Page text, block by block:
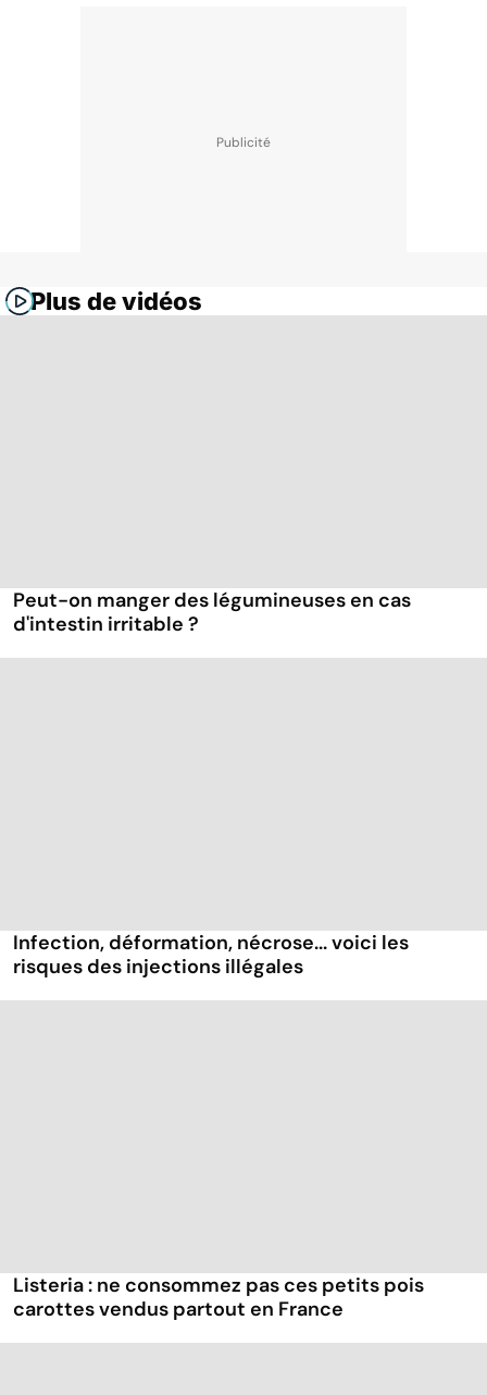
Plus de vidéos
Peut-on manger des légumineuses en cas
d'intestin irritable ?
Infection, déformation, nécrose... voici les
risques des injections illégales
Listeria : ne consommez pas ces petits pois
carottes vendus partout en France